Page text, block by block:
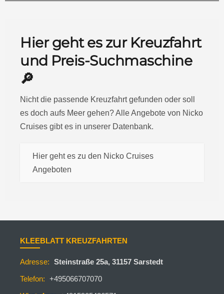
Hier geht es zur Kreuzfahrt
und Preis-Suchmaschine
🔎
Nicht die passende Kreuzfahrt gefunden oder soll
es doch aufs Meer gehen? Alle Angebote von Nicko
Cruises gibt es in unserer Datenbank.
Hier geht es zu den Nicko Cruises
Angeboten
KLEEBLATT KREUZFAHRTEN
Adresse: Steinstraße 25a, 31157 Sarstedt
Telefon: +495066707070